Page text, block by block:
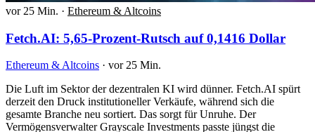
vor 25 Min. · Ethereum & Altcoins
Fetch.AI: 5,65-Prozent-Rutsch auf 0,1416 Dollar
Ethereum & Altcoins · vor 25 Min.
Die Luft im Sektor der dezentralen KI wird dünner. Fetch.AI spürt
derzeit den Druck institutioneller Verkäufe, während sich die
gesamte Branche neu sortiert. Das sorgt für Unruhe. Der
Vermögensverwalter Grayscale Investments passte jüngst die